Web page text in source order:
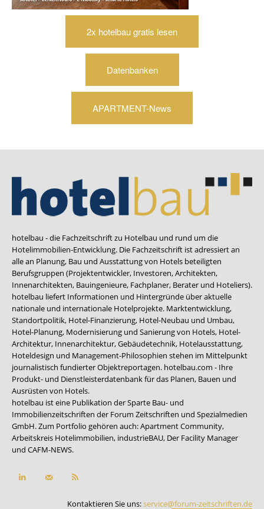
2x hotelbau gratis lesen
Datenbanken
APARTMENT-News
hotelbau - die Fachzeitschrift zu Hotelbau und rund um die
Hotelimmobilien-Entwicklung. Die Fachzeitschrift ist adressiert an
alle an Planung, Bau und Ausstattung von Hotels beteiligten
Berufsgruppen (Projektentwickler, Investoren, Architekten,
Innenarchitekten, Bauingenieure, Fachplaner, Berater und Hoteliers).
hotelbau liefert Informationen und Hintergründe über aktuelle
nationale und internationale Hotelprojekte. Marktentwicklung,
Standortpolitik, Hotel-Finanzierung, Hotel-Neubau und Umbau,
Hotel-Planung, Modernisierung und Sanierung von Hotels, Hotel-
Architektur, Innenarchitektur, Gebäudetechnik, Hotelausstattung,
Hoteldesign und Management-Philosophien stehen im Mittelpunkt
journalistisch fundierter Objektreportagen. hotelbau.com - Ihre
Produkt- und Dienstleisterdatenbank für das Planen, Bauen und
Ausrüsten von Hotels.
hotelbau ist eine Publikation der Sparte Bau- und
Immobilienzeitschriften der Forum Zeitschriften und Spezialmedien
GmbH. Zum Portfolio gehören auch:Apartment Community,
Arbeitskreis Hotelimmobilien, industrieBAU, Der Facility Manager
und CAFM-NEWS.
Kontaktieren Sie uns:service@forum-zeitschriften.de